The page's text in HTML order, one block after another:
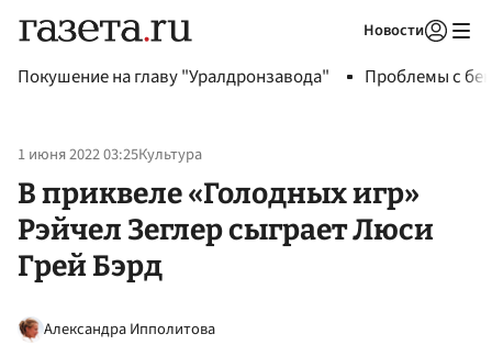
Новости
Покушение на главу "Уралдронзавода" Проблемы с
1 июня 2022 03:25Культура
В приквеле «Голодных игр»
Рэйчел Зеглер сыграет Люси
Грей Бэрд
Александра Ипполитова